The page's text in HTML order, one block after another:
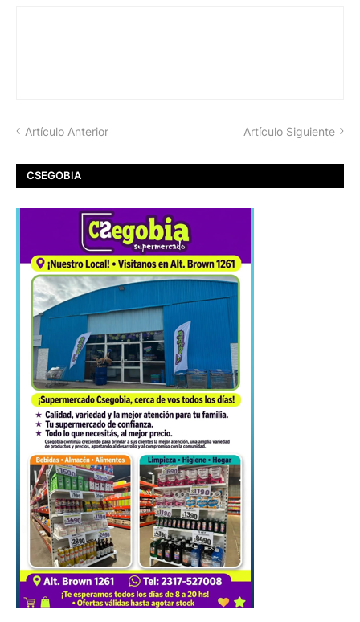
Artículo Anterior Artículo Siguiente
CSEGOBIA